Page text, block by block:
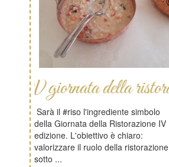
della ristorazione
Sarà il #riso l'ingrediente simbolo
della Giornata della Ristorazione IV
edizione. L'obiettivo è chiaro:
valorizzare il ruolo della ristorazione
sotto ...